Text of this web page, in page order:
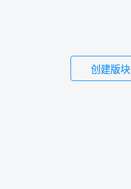
创建版块